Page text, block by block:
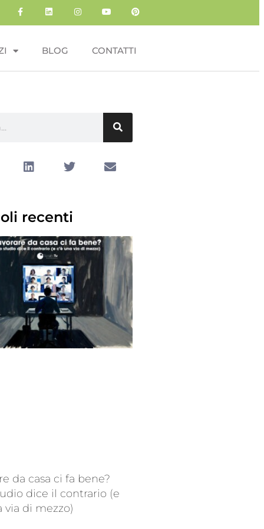
BLOG CONTATTI
recenti
da casa ci fa bene?
dice il contrario (e
via di mezzo)